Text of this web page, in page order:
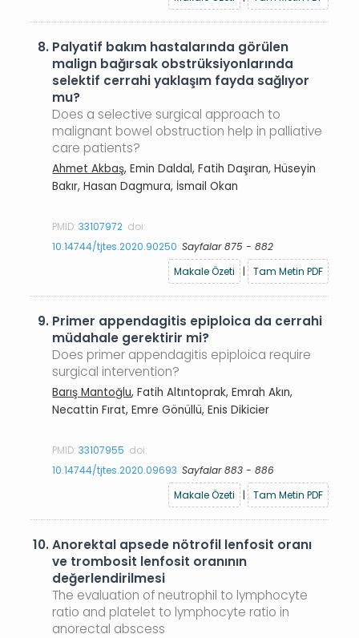
8. Palyatif bakım hastalarında görülen
malign bağırsak obstrüksiyonlarında
selektif cerrahi yaklaşım fayda sağlıyor
mu?
Does a selective surgical approach to
malignant bowel obstruction help in palliative
care patients?
Ahmet Akbaş, Emin Daldal, Fatih Daşıran, Hüseyin
Bakır, Hasan Dagmura, İsmail Okan
PMID:33107972 doi:
10.14744/tjtes.2020.90250 Sayfalar 875 - 882
Makale Özeti
| Tam Metin PDF
9. Primer appendagitis epiploica da cerrahi
müdahale gerektirir mi?
Does primer appendagitis epiploica require
surgical intervention?
Barış Mantoğlu, Fatih Altıntoprak, Emrah Akın,
Necattin Fırat, Emre Gönüllü, Enis Dikicier
PMID:33107955 doi:
10.14744/tjtes.2020.09693 Sayfalar 883 - 886
Makale Özeti
| Tam Metin PDF
10.Anorektal apsede nötrofil lenfosit oranı
ve trombosit lenfosit oranının
değerlendirilmesi
The evaluation of neutrophil to lymphocyte
ratio and platelet to lymphocyte ratio in
anorectal abscess